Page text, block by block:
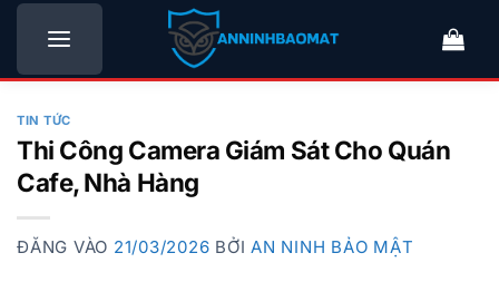
Bỏ
nội
TIN TỨC
Thi Công Camera Giám Sát Cho Quán
Cafe, Nhà Hàng
ĐĂNG VÀO 21/03/2026 BỞI AN NINH BẢO MẬT